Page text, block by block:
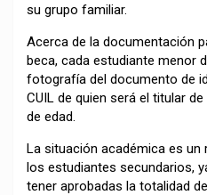
su grupo familiar.
Acerca de la documentación
beca, cada estudiante menor
fotografía del documento de
CUIL de quien será el titular
de edad.
La situación académica es un
los estudiantes secundarios,
tener aprobadas la totalidad